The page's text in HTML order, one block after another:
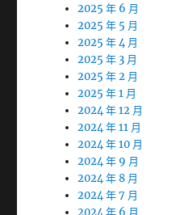
2025 年 6 月
2025 年 5 月
2025 年 4 月
2025 年 3 月
2025 年 2 月
2025 年 1 月
2024 年 12 月
2024 年 11 月
2024 年 10 月
2024 年 9 月
2024 年 8 月
2024 年 7 月
2024 年 6 月